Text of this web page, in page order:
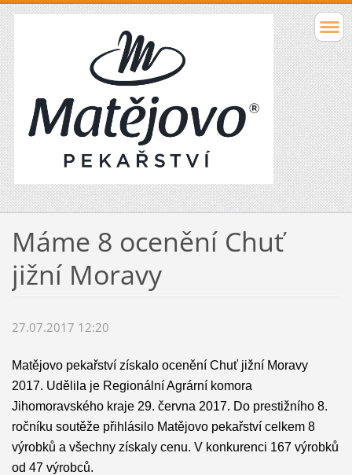
Máme 8 ocenění Chuť
jižní Moravy
27.07.2017 12:20
Matějovo pekařství získalo ocenění Chuť jižní Moravy
2017. Udělila je Regionální Agrární komora
Jihomoravského kraje 29. června 2017. Do prestižního 8.
ročníku soutěže přihlásilo Matějovo pekařství celkem 8
výrobků a všechny získaly cenu. V konkurenci 167 výrobků
od 47 výrobců.